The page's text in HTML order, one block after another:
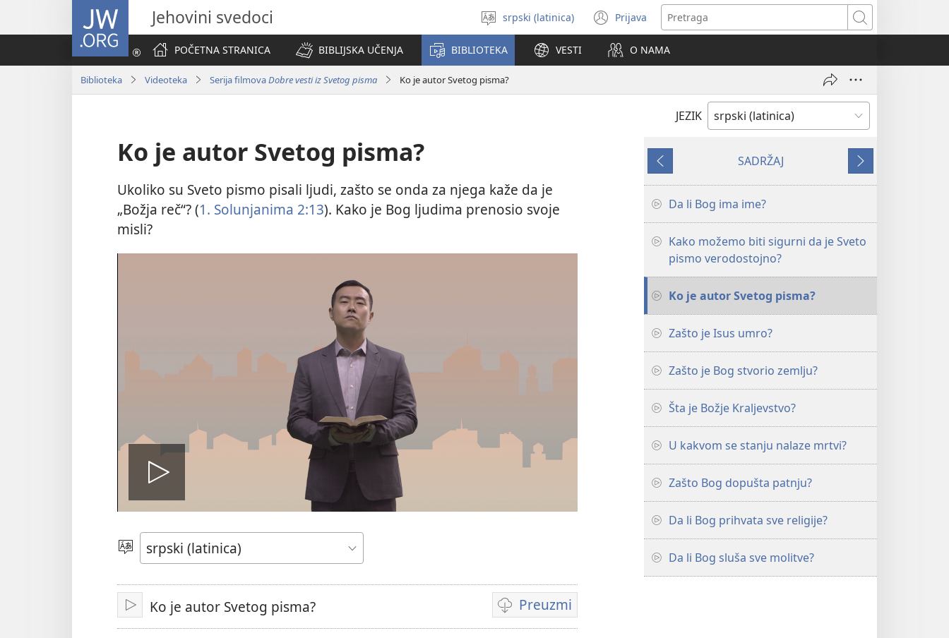
JW.ORG Jehovini svedoci
Izaberi
jezik
srpski (latinica) Prijava
(otvara
novi
prozor)
Pretraga
POČETNA STRANICA
BIBLIJSKA UČENJA BIBLIOTEKA VESTI O NAMA
Biblioteka Videoteka Serija filmovaDobre vesti iz Svetog pisma Ko je autor Svetog pisma?
JEZIK
Ko je autor Svetog pisma?
Ukoliko su Sveto pismo pisali ljudi, zašto se onda za njega kaže da je
„Božja reč“? (1. Solunjanima 2:13). Kako je Bog ljudima prenosio svoje
misli?
Pokreni
film
Izaberite
jezik
Pokreni
Ko je autor Svetog pisma? Preuzmi
Formati
za
Prethodno
SADRŽAJ
Sledeće
Da li Bog ima ime?
Kako možemo biti sigurni da je Sveto
pismo verodostojno?
Ko je autor Svetog pisma?
Zašto je Isus umro?
Zašto je Bog stvorio zemlju?
Šta je Božje Kraljevstvo?
U kakvom se stanju nalaze mrtvi?
Zašto Bog dopušta patnju?
Da li Bog prihvata sve religije?
Da li Bog sluša sve molitve?